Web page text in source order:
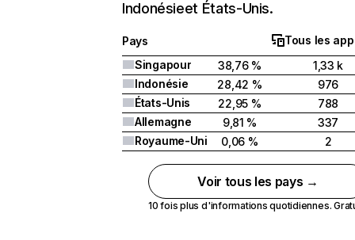
Indonésieet États-Unis.
Pays
Tous les
Singapour
38,76 %
1,33 k
Indonésie
28,42 %
976
États-Unis
22,95 %
788
Allemagne
9,81 %
337
Royaume-Uni
0,06 % 2
Voir tous les pays →
10 fois plus d'informations quotidiennes.